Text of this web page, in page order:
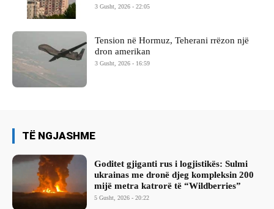
3 Gusht, 2026 - 22:05
Tension në Hormuz, Teherani rrëzon një
dron amerikan
3 Gusht, 2026 - 16:59
TË NGJASHME
Goditet gjiganti rus i logjistikës: Sulmi
ukrainas me dronë djeg kompleksin 200
mijë metra katrorë të “Wildberries”
5 Gusht, 2026 - 20:22